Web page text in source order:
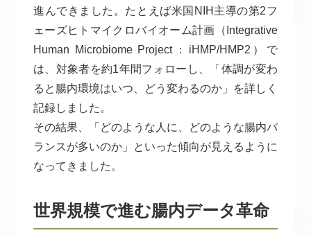
進んできました。たとえば米国NIH主導の第2フ
ェーズヒトマイクロバイオーム計画（Integrative
Human Microbiome Project：iHMP/HMP2）で
は、対象者を約1年間フォローし、「体調が変わ
ると腸内環境はいつ、どう変わるのか」を詳しく
記録しました。
その結果、「どのような人に、どのような腸内バ
ランスが多いのか」といった傾向が見えるように
なってきました。
世界規模で進む腸内データ革命